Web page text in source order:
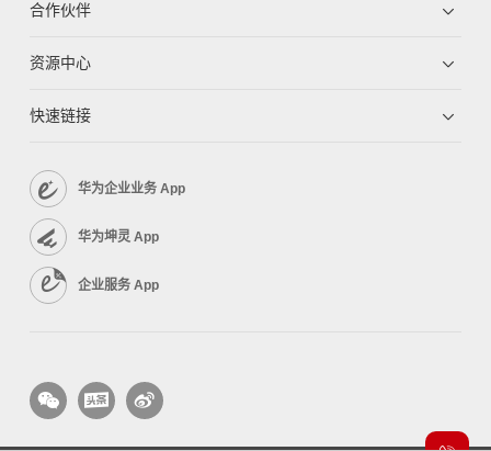
合作伙伴
资源中心
快速链接
华为企业业务 App
华为坤灵 App
企业服务 App